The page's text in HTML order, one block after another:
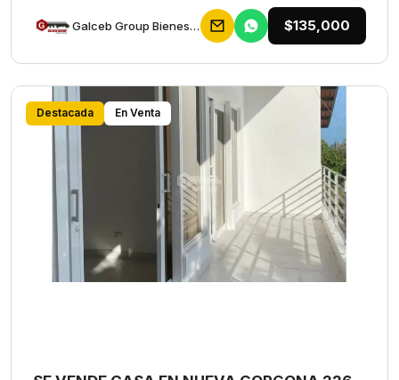
Galceb Group Bienes Raices $135,000
Destacada En Venta